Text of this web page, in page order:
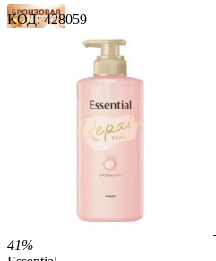
24 балла
40 баллов
1 578.00 Р
за 1.00 мл
КОД: 428059
41%